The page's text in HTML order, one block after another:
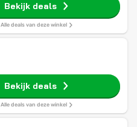
Bekijk deals
Alle deals van deze winkel
Bekijk deals
Alle deals van deze winkel